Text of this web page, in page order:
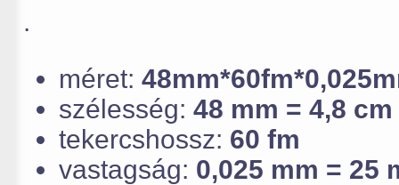
.
méret:
szélesség: 48 mm = 4,8 cm
tekercshossz: 60 fm
vastagság: 0,025 mm = 25